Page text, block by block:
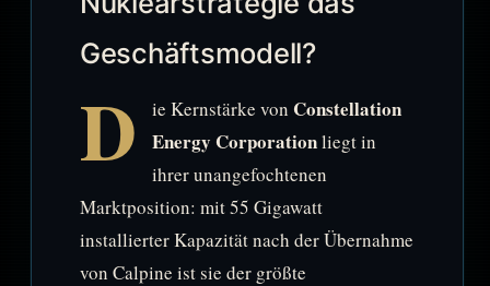
Geschäftsmodell?
D ie Kernstärke von Constellation
Energy Corporationliegt in
ihrer unangefochtenen
Marktposition: mit 55 Gigawatt
installierter Kapazität nach der Übernahme
von Calpine ist sie der größte